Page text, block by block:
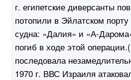
г. египетские диверсанты
потопили в Эйлатском
судна: «Далия» и «А-
погиб в ходе этой
последовала
1970 г. ВВС Израиля